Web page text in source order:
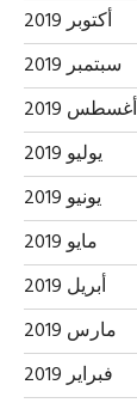
أكتوبر 2019
سبتمبر 2019
أغسطس 2019
يوليو 2019
يونيو 2019
مايو 2019
أبريل 2019
مارس 2019
فبراير 2019